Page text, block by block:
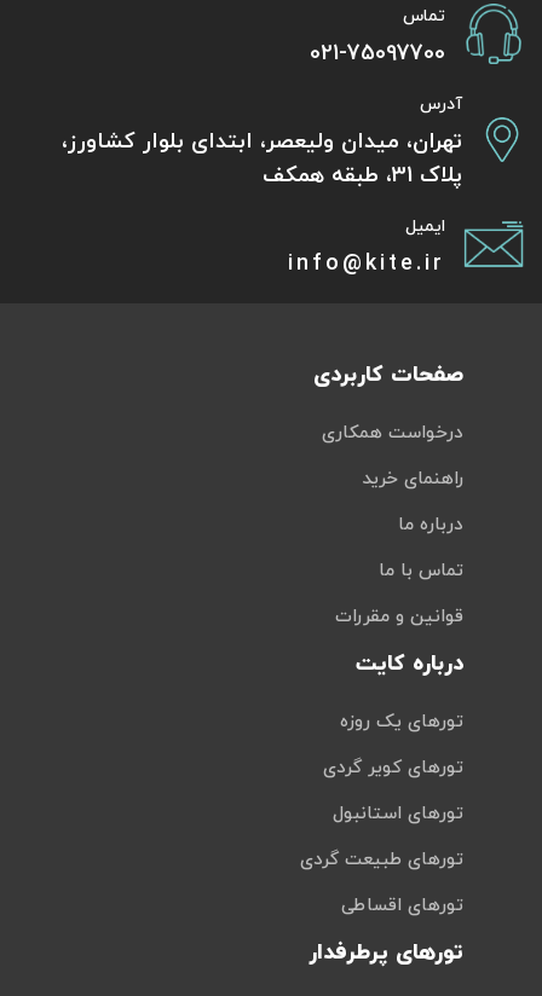
تماس
021-75097700
آدرس
تهران، میدان ولیعصر، ابتدای بلوار کشاورز،
پلاک 31، طبقه همکف
ایمیل
info@kite.ir
صفحات کاربردی
درخواست همکاری
راهنمای خرید
درباره ما
تماس با ما
قوانین و مقررات
درباره کایت
تورهای یک روزه
تورهای کویر گردی
تورهای استانبول
تورهای طبیعت گردی
تورهای اقساطی
تورهای پرطرفدار